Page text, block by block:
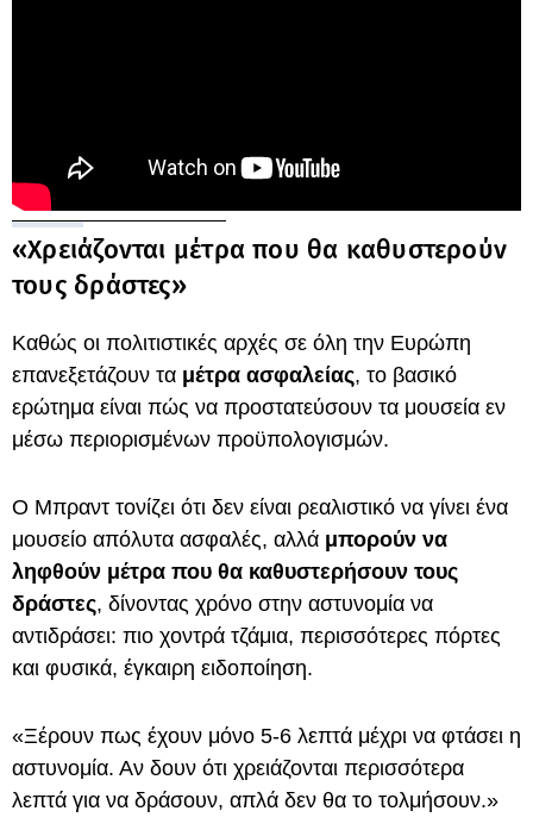
«Χρειάζονται μέτρα που θα καθυστερούν
τους δράστες»
Καθώς οι πολιτιστικές αρχές σε όλη την Ευρώπη
επανεξετάζουν τα μέτρα ασφαλείας, το βασικό
ερώτημα είναι πώς να προστατεύσουν τα μουσεία εν
μέσω περιορισμένων προϋπολογισμών.
Ο Μπραντ τονίζει ότι δεν είναι ρεαλιστικό να γίνει ένα
μουσείο απόλυτα ασφαλές, αλλά μπορούν να
ληφθούν μέτρα που θα καθυστερήσουν τους
δράστες, δίνοντας χρόνο στην αστυνομία να
αντιδράσει: πιο χοντρά τζάμια, περισσότερες πόρτες
και φυσικά, έγκαιρη ειδοποίηση.
«Ξέρουν πως έχουν μόνο 5-6 λεπτά μέχρι να φτάσει η
αστυνομία. Αν δουν ότι χρειάζονται περισσότερα
λεπτά για να δράσουν, απλά δεν θα το τολμήσουν.»